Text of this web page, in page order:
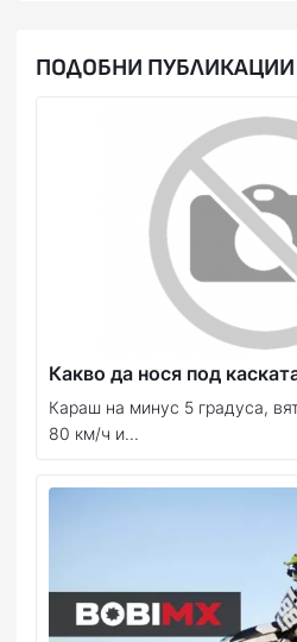
ПОДОБНИ ПУБЛИКАЦИИ
Какво да нося под
Караш на минус 5 градуса,
80 км/ч и...